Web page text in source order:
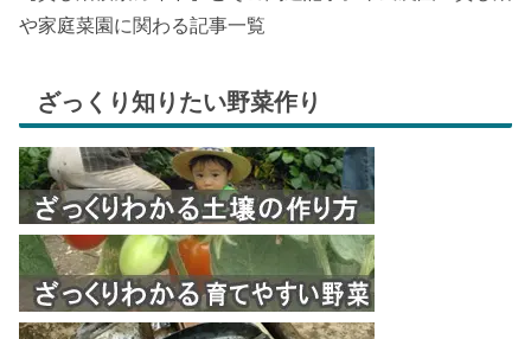
や家庭菜園に関わる記事一覧
ざっくり知りたい野菜作り